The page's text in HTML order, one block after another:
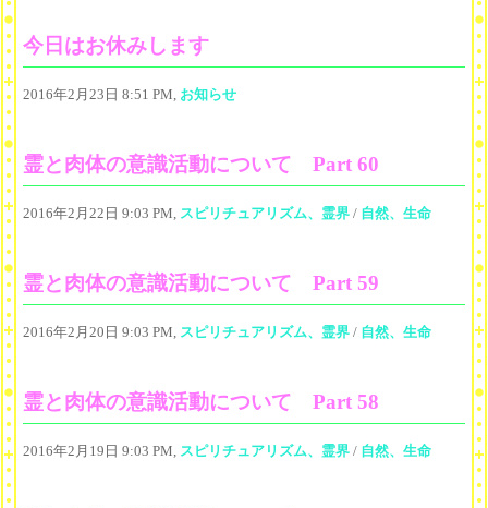
今日はお休みします
2016年2月23日 8:51 PM, お知らせ
霊と肉体の意識活動について Part 60
2016年2月22日 9:03 PM, スピリチュアリズム、霊界 / 自然、生命
霊と肉体の意識活動について Part 59
2016年2月20日 9:03 PM, スピリチュアリズム、霊界 / 自然、生命
霊と肉体の意識活動について Part 58
2016年2月19日 9:03 PM, スピリチュアリズム、霊界 / 自然、生命